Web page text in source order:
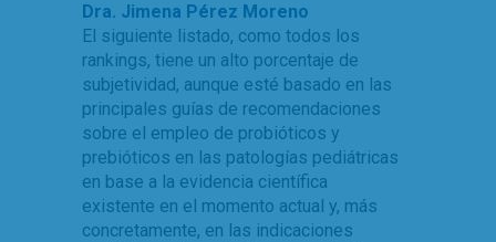
Dra. Jimena Pérez Moreno
El siguiente listado, como todos los
rankings, tiene un alto porcentaje de
subjetividad, aunque esté basado en las
principales guías de recomendaciones
sobre el empleo de probióticos y
prebióticos en las patologías pediátricas
en base a la evidencia científica
existente en el momento actual y, más
concretamente, en las indicaciones